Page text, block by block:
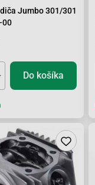
Jumbo 301/301
00
Do košíka